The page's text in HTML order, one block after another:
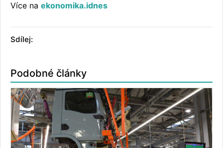
Více na ekonomika.idnes
Sdílej:
Podobné články